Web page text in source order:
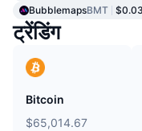
BubblemapsBMT
ट्रेंडिंग
Bitcoin
$65,014.67